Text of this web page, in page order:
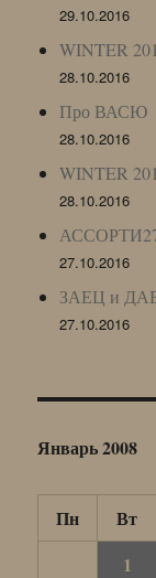
29.10.2016
WINTER
28.10.2016
Про ВАСЮ
28.10.2016
WINTER
28.10.2016
27.10.2016
ЗАЕЦ и
27.10.2016
Январь 2008
Пн Вт
1